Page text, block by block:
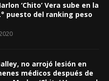
‘Chito’ Vera sube en la
puesto del ranking peso
no arrojó lesión en
médicos después de